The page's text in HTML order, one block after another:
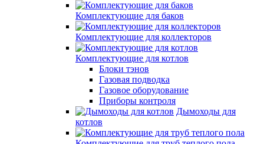
Комплектующие для баков
Комплектующие для коллекторов
Комплектующие для котлов
Блоки тэнов
Газовая подводка
Газовое оборудование
Приборы контроля
Дымоходы для
котлов